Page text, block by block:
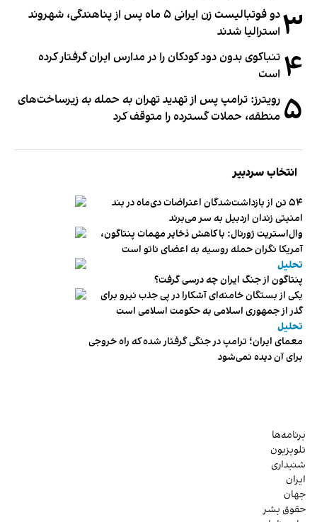
۳
دو فوتبالیست زن ایرانی ۵ ماه پس از پناهندگی، شهروند
استرالیا شدند
۴ تنباکوی بدون دود کودکان را در مدارس ایران گرفتار کرده
است
۵ رویترز: ترامپ پس از تهدید تهران به حمله به زیرساخت‌های
منطقه، حملات گسترده را متوقف کرد
انتخاب سردبیر
۵۴ تن از بازداشت‌شدگان اعتراضات دی‌ماه در بند
امنیتی زندان اردبیل به سر می‌برند
وال‌استریت ژورنال: با کاهش ذخایر مهمات پنتاگون،
آمریکا نگران حمله روسیه به اعضای ناتو‌ است
تحلیل
پنتاگون از جنگ ایران چه درسی گرفت؟
یکی از بستگان خامنه‌ای آشکارا در پی جذب نیرو برای
گذر از جمهوری اسلامی به حکومت اسلامی است
تحلیل
معمای ایران؛ ترامپ در جنگی گرفتار شده که راه خروجی
برای آن دیده نمی‌شود
برنامه‌ها
تلویزیون
شنیداری
ایران
جهان
حقوق بشر